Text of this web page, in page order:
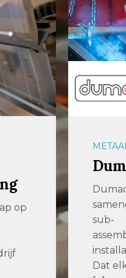
op
sub-
Dat